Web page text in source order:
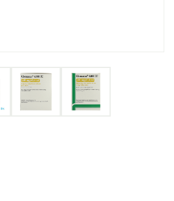
larger image
View larger imageView larger image